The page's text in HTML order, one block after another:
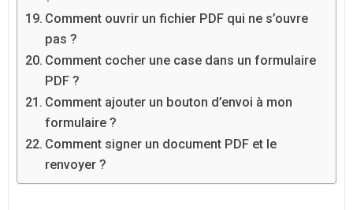
Comment ouvrir un fichier PDF qui ne s’ouvre
pas ?
Comment cocher une case dans un formulaire
PDF ?
Comment ajouter un bouton d’envoi à mon
formulaire ?
Comment signer un document PDF et le
renvoyer ?